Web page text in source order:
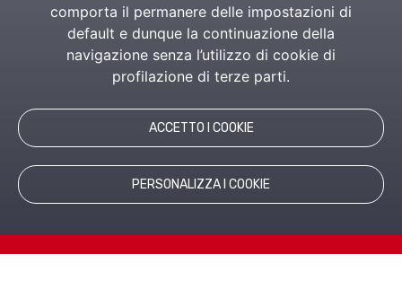
comporta il permanere delle impostazioni di
default e dunque la continuazione della
navigazione senza l’utilizzo di cookie di
profilazione di terze parti.
ACCETTO I COOKIE
PERSONALIZZA I COOKIE
Da quest’anno c’è un solo modello per
raccogliere tutte le somme corrisposte,
non solo i redditi da lavoro e assimilati ma
anche quelli finora certificati in ...